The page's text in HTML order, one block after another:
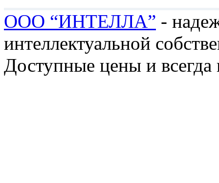
ООО “ИНТЕЛЛА” -
интеллектуальной
Доступные цены и всегда